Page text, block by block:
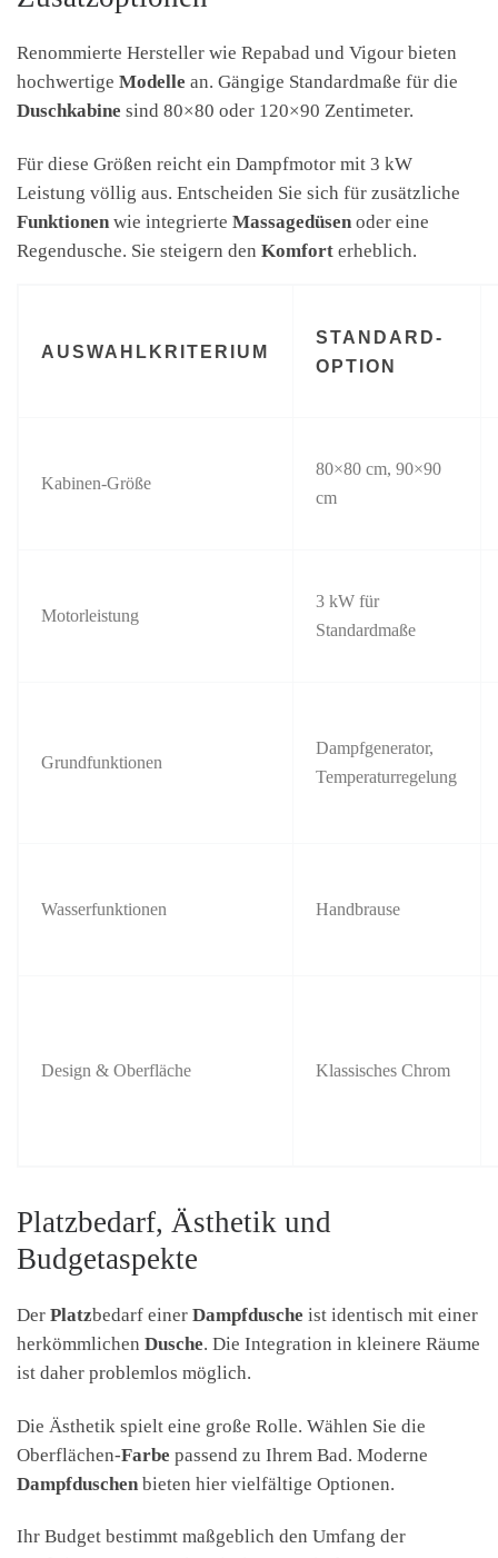
Renommierte Hersteller wie Repabad und Vigour bieten
hochwertige Modelle an. Gängige Standardmaße für die
Duschkabine sind 80×80 oder 120×90 Zentimeter.
Für diese Größen reicht ein Dampfmotor mit 3 kW
Leistung völlig aus. Entscheiden Sie sich für zusätzliche
Funktionen wie integrierte Massagedüsen oder eine
Regendusche. Sie steigern den Komfort erheblich.
AUSWAHLKRITERIUM
STANDARD-
OPTION
Kabinen-Größe
80×80 cm, 90×90
cm
Motorleistung
3 kW für
Standardmaße
Grundfunktionen
Dampfgenerator,
Temperaturregelung
Wasserfunktionen Handbrause
Design & Oberfläche Klassisches Chrom
Platzbedarf, Ästhetik und
Budgetaspekte
Der Platzbedarf einer Dampfdusche ist identisch mit einer
herkömmlichen Dusche. Die Integration in kleinere Räume
ist daher problemlos möglich.
Die Ästhetik spielt eine große Rolle. Wählen Sie die
Oberflächen-Farbe passend zu Ihrem Bad. Moderne
Dampfduschen bieten hier vielfältige Optionen.
Ihr Budget bestimmt maßgeblich den Umfang der